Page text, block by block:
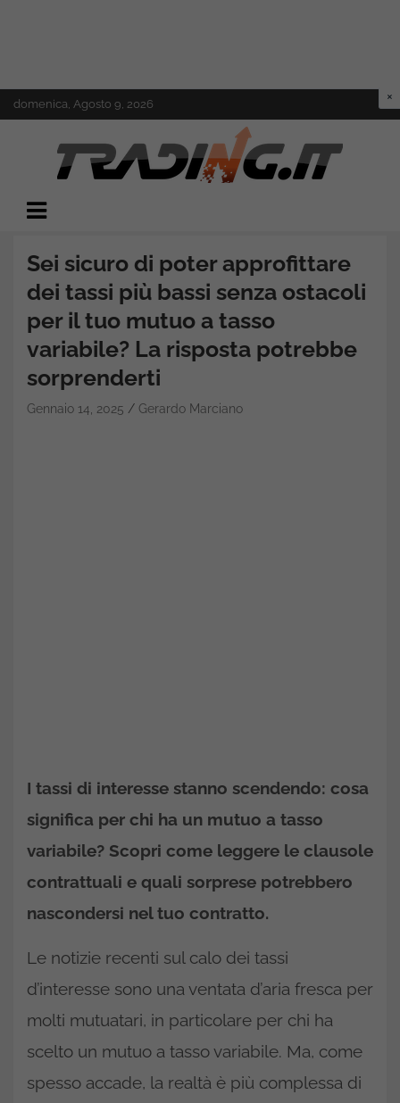
Skip
to
domenica, Agosto 9, 2026
Trading.it
Sei sicuro di poter approfittare
dei tassi più bassi senza ostacoli
per il tuo mutuo a tasso
variabile? La risposta potrebbe
sorprenderti
Gennaio 14, 2025 Gerardo Marciano
I tassi di interesse stanno scendendo: cosa
significa per chi ha un mutuo a tasso
variabile? Scopri come leggere le clausole
contrattuali e quali sorprese potrebbero
nascondersi nel tuo contratto.
Le notizie recenti sul calo dei tassi
d’interesse sono una ventata d’aria fresca per
molti mutuatari, in particolare per chi ha
scelto un mutuo a tasso variabile. Ma, come
spesso accade, la realtà è più complessa di